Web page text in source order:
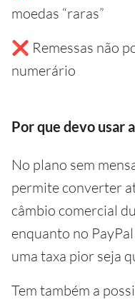
moedas “raras”
❌ Remessas não
numerário
Por que devo usar
No plano sem
permite converter
câmbio comercial
enquanto no
uma taxa pior seja
Tem também a